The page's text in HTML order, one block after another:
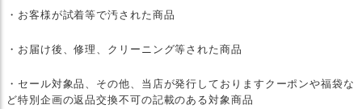
・お客様が試着等で汚された商品
・お届け後、修理、クリーニング等された商品
・セール対象品、その他、当店が発行しておりますクーポンや福袋な
ど特別企画の返品交換不可の記載のある対象商品